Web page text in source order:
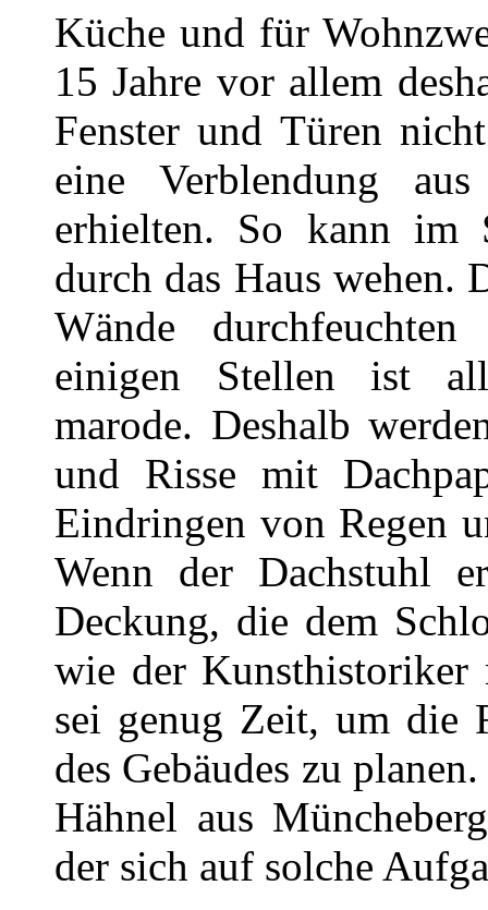
Küche und für
15 Jahre vor allem
Fenster und Türen
eine Verblendung
erhielten. So kann
durch das Haus wehen.
Wände
einigen Stellen ist
marode. Deshalb
und Risse mit
Eindringen von Regen
Wenn der Dachstuhl
Deckung, die dem
wie der Kunsthistoriker
sei genug Zeit, um die
des Gebäudes zu
Hähnel aus
der sich auf solche